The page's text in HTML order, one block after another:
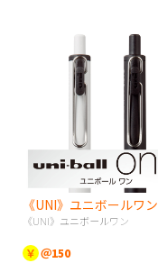
《UNI》ユニボールワン
《UNI》ユニボールワン
￥ ＠150